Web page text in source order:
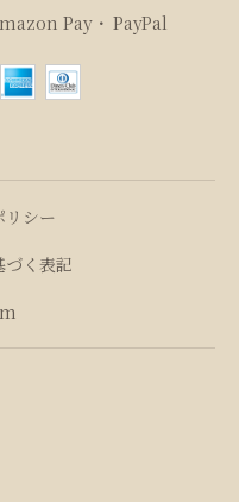
Pay PayPal
リシー
く表記